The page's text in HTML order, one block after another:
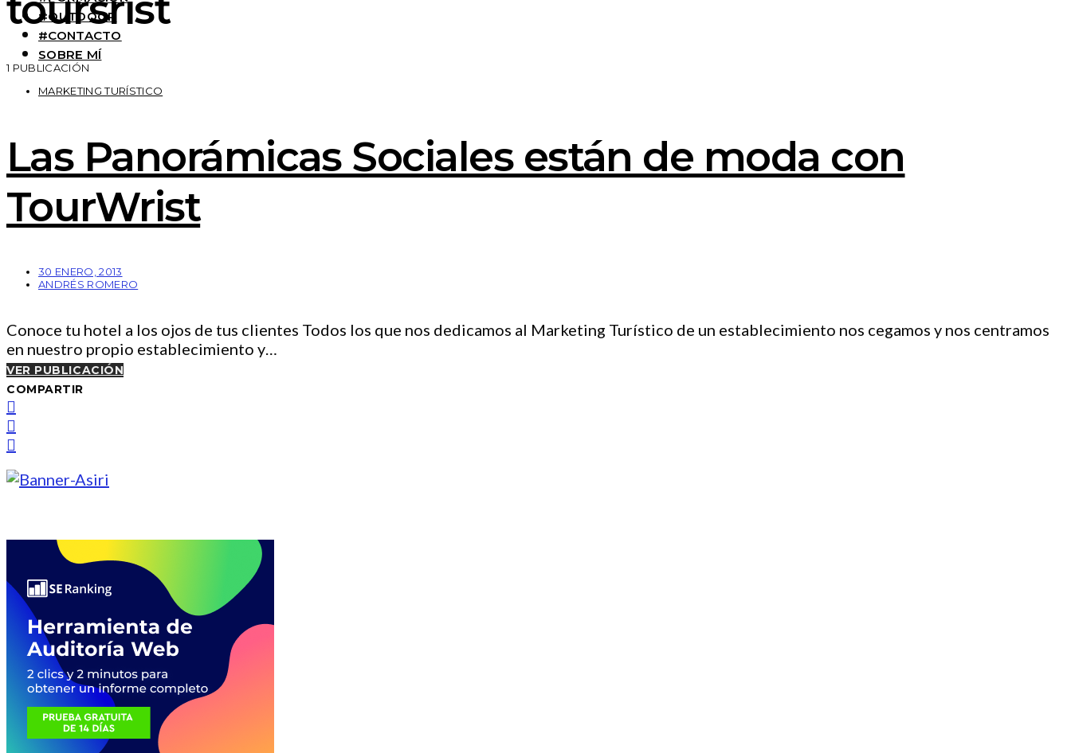
#OUTDOOR
#CONTACTO
SOBRE MÍ
1 PUBLICACIÓN
MARKETING TURÍSTICO
Las Panorámicas Sociales están de moda con
TourWrist
30 ENERO, 2013
ANDRÉS ROMERO
Conoce tu hotel a los ojos de tus clientes Todos los que nos dedicamos al Marketing Turístico de un establecimiento nos cegamos y nos centramos
en nuestro propio establecimiento y…
VER PUBLICACIÓN
COMPARTIR